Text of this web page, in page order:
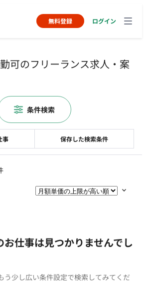
無料登録 ログイン
可のフリーランス求人・案
お仕事は見つかりませんでし
う少し広い条件設定で検索してみてくだ
事 保存した検索条件
条件検索